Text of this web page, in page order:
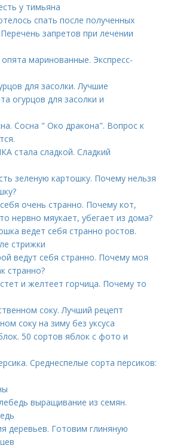
у тимьяна
спать после полученных
запретов при лечении
маринованные. Экспресс-
для засолки. Лучшие
огурцов для засолки и
Сосна " Око дракона". Вопрос к
стала сладкой. Сладкий
зеленую картошку. Почему нельзя
очень странно. Почему кот,
нервно мяукает, убегает из дома?
ведет себя странно ростов.
стрижки
ведут себя странно. Почему моя
странно?
и желтеет горчица. Почему то
соку. Лучший рецепт
соку на зиму без уксуса
50 сортов яблок с фото и
Среднеспелые сорта персиков:
выращивание из семян.
деревьев. Готовим глиняную